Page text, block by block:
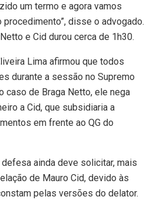
um termo e agora vamos
procedimento”, disse o advogado.
e Cid durou cerca de 1h30.
Lima afirmou que todos
durante a sessão no Supremo
caso de Braga Netto, ele nega
a Cid, que subsidiaria a
em frente ao QG do
ainda deve solicitar, mais
de Mauro Cid, devido às
pelas versões do delator.